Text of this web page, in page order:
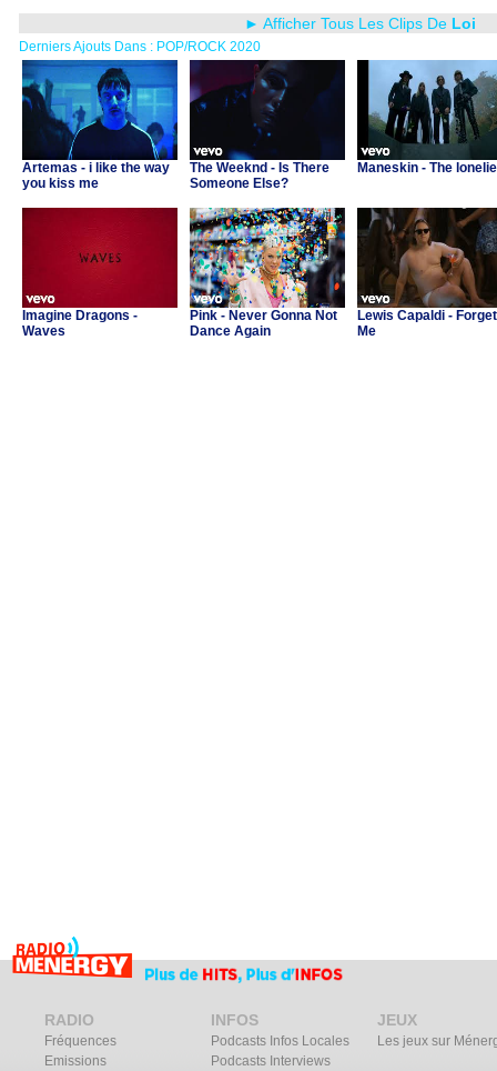
► Afficher Tous Les Clips De Loi
Derniers Ajouts Dans : POP/ROCK 2020
Artemas - i like the way
you kiss me
The Weeknd - Is There
Someone Else?
Maneskin - The
Imagine Dragons -
Waves
Pink - Never Gonna Not
Dance Again
Lewis Capaldi - Forget
Me
RADIO
Fréquences
Emissions
INFOS
Podcasts Infos Locales
Podcasts Interviews
JEUX
Les jeux sur